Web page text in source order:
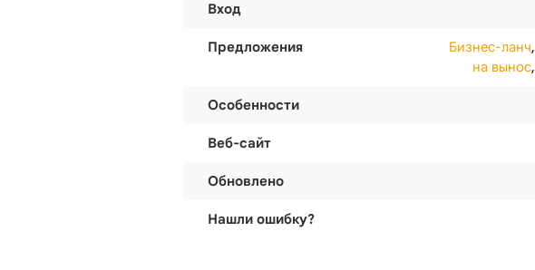
Вход
Предложения Бизнес-ланч,
на вынос,
Особенности
Веб-сайт
Обновлено
Нашли ошибку?